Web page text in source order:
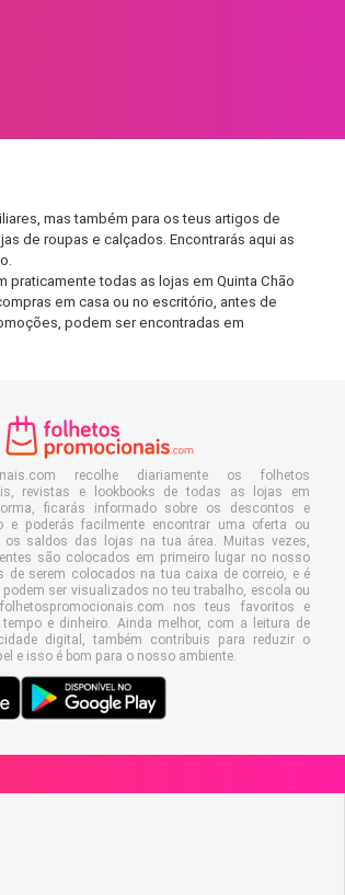
mas também para os teus artigos de
de roupas e calçados. Encontrarás aqui as
todas as lojas em Quinta Chão
em casa ou no escritório, antes de
podem ser encontradas em
recolhe diariamente os folhetos
revistas e lookbooks de todas as lojas em
ficarás informado sobre os descontos e
e poderás facilmente encontrar uma oferta ou
os saldos das lojas na tua área. Muitas vezes,
são colocados em primeiro lugar no nosso
de serem colocados na tua caixa de correio, e é
ser visualizados no teu trabalho, escola ou
nos teus favoritos e
e dinheiro. Ainda melhor, com a leitura de
digital, também contribuis para reduzir o
e isso é bom para o nosso ambiente.